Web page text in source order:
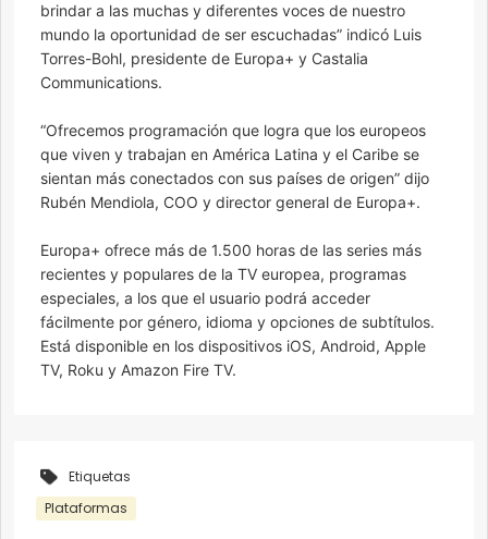
brindar a las muchas y diferentes voces de nuestro
mundo la oportunidad de ser escuchadas” indicó Luis
Torres-Bohl, presidente de Europa+ y Castalia
Communications.
“Ofrecemos programación que logra que los europeos
que viven y trabajan en América Latina y el Caribe se
sientan más conectados con sus países de origen” dijo
Rubén Mendiola, COO y director general de Europa+.
Europa+ ofrece más de 1.500 horas de las series más
recientes y populares de la TV europea, programas
especiales, a los que el usuario podrá acceder
fácilmente por género, idioma y opciones de subtítulos.
Está disponible en los dispositivos iOS, Android, Apple
TV, Roku y Amazon Fire TV.
Etiquetas
Plataformas